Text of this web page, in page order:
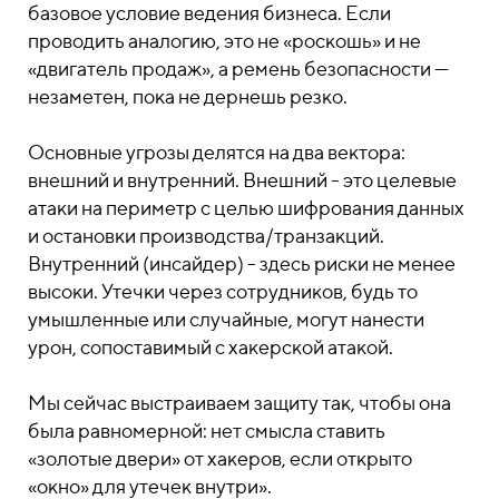
базовое условие ведения бизнеса. Если
проводить аналогию, это не «роскошь» и не
«двигатель продаж», а ремень безопасности —
незаметен, пока не дернешь резко.
Основные угрозы делятся на два вектора:
внешний и внутренний. Внешний - это целевые
атаки на периметр с целью шифрования данных
и остановки производства/транзакций.
Внутренний (инсайдер) - здесь риски не менее
высоки. Утечки через сотрудников, будь то
умышленные или случайные, могут нанести
урон, сопоставимый с хакерской атакой.
Мы сейчас выстраиваем защиту так, чтобы она
была равномерной: нет смысла ставить
«золотые двери» от хакеров, если открыто
«окно» для утечек внутри».